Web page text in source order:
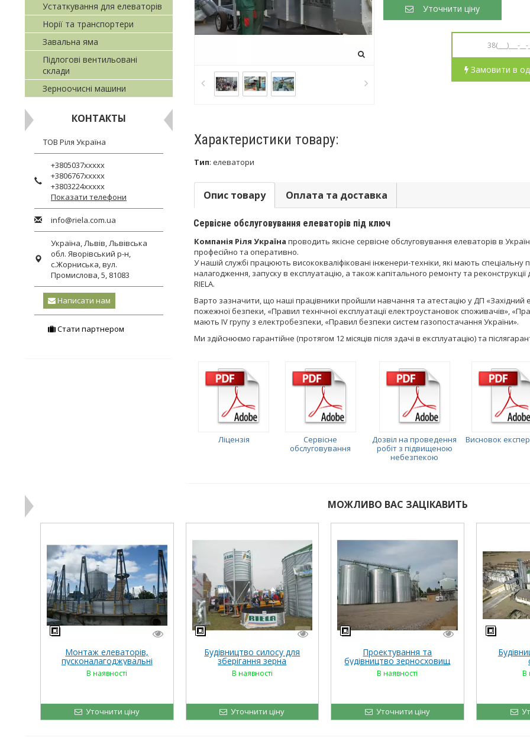
Уточнити ціну
Замовити в
Характеристики товару:
Тип: елеватори
Опис товару Оплата та доставка
Сервісне обслуговування елеваторів під ключ
Компанія Ріля Україна проводить якісне сервісне обслуговування елеваторів в
професійно та оперативно.
У нашій службі працюють висококваліфіковані інженери-техніки, які мають спеціальну
налагодження, запуску в експлуатацію, а також капітального ремонту та
RIELA.
Варто зазначити, що наші працівники пройшли навчання та атестацію у ДП «Західний
пожежної безпеки, «Правил технічної експлуатації електроустановок споживачів»,
мають IV групу з електробезпеки, «Правил безпеки систем газопостачання України».
Ми здійснюємо гарантійне (протягом 12 місяців після здачі в експлуатацію) та
Ліцензія
Сервісне
обслуговування
Дозвіл на проведення
робіт з підвищеною
небезпекою
Висновок
Устаткування для елеваторів
Норії та транспортери
Завальна яма
Підлогові вентильовані
склади
Зерноочисні машини
КОНТАКТЫ
ТОВ Ріля Україна
+3805037xxxxx
+3806767xxxxx
+3803224xxxxx
Показати телефони
info@riela.com.ua
Україна,Львів,Львівська
обл. Яворівський р-н,
с.Жорниська, вул.
Промислова, 5, 81083
Написати нам
Стати партнером
МОЖЛИВО ВАС ЗАЦІКАВИТЬ
Монтаж елеваторів,
пусконалагоджувальні
роботи
В наявності
Уточнити ціну
Будівництво силосу для
зберігання зерна
В наявності
Уточнити ціну
Проектування та
будівництво зерносховищ
Riela
В наявності
Уточнити ціну
В